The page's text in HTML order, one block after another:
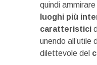
quindi
luoghi più
caratteristici
unendo all’utile
dilettevole del